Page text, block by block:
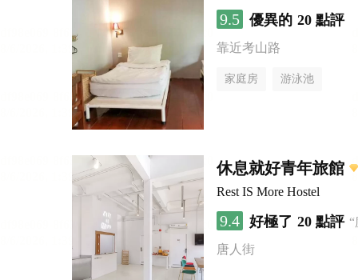
9.5 優異的 20 點評
靠近考山路
家庭房 游泳池
休息就好青年旅館
Rest IS More Hostel
9.4 好極了 20 點評
唐人街